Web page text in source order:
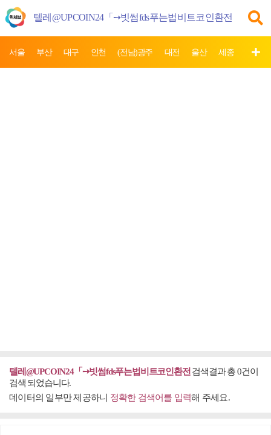
서울 부산 대구 인천 (전남)광주 대전 울산 세종 제주
텔레@UPCOIN24「➙빗썸fds푸는법비트코인환전 검색결과 총 0건이
검색 되었습니다.
데이터의 일부만 제공하니 정확한 검색어를 입력해 주세요.